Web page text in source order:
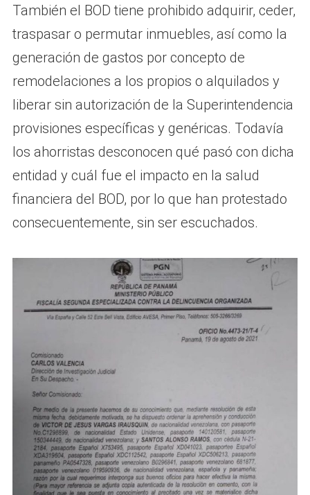
También el BOD tiene prohibido adquirir, ceder,
traspasar o permutar inmuebles, así como la
generación de gastos por concepto de
remodelaciones a los propios o alquilados y
liberar sin autorización de la Superintendencia
provisiones específicas y genéricas. Todavía
los ahorristas desconocen qué pasó con dicha
entidad y cuál fue el impacto en la salud
financiera del BOD, por lo que han protestado
consecuentemente, sin ser escuchados.